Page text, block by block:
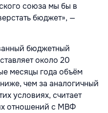
союза мы бы в
бюджет», —
бюджетный
около 20
месяцы года объём
чем за аналогичный
условиях, считает
отношений с МВФ